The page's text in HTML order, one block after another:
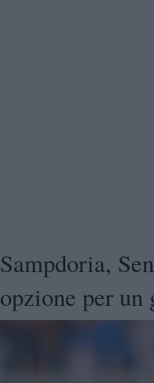
Sampdoria,
opzione per un